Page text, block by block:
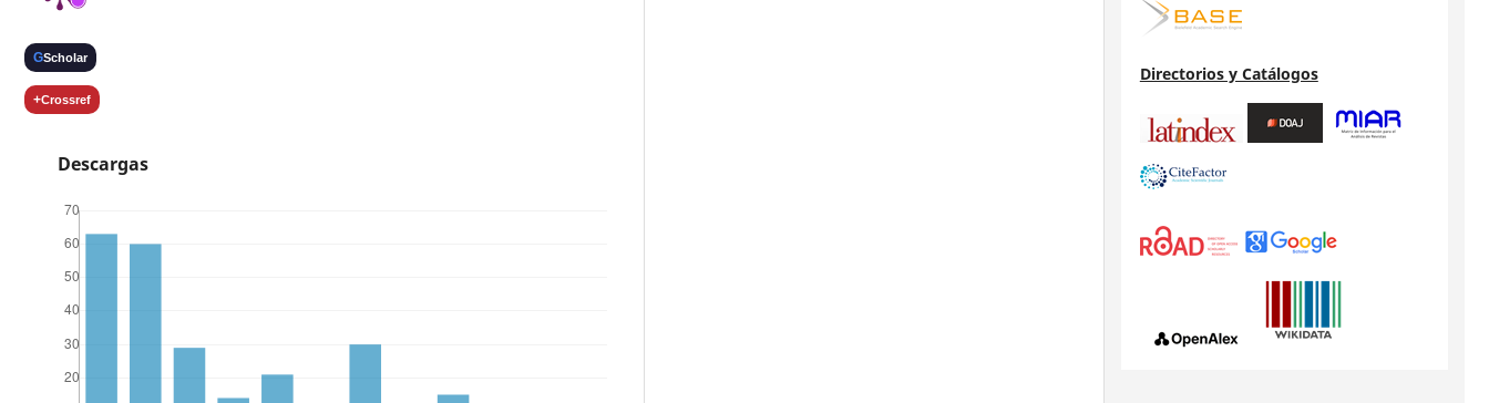
GScholar
+Crossref
Descargas
Directorios y Catálogos